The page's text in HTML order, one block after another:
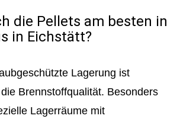
die Pellets am besten in
in Eichstätt?
Lagerung ist
Brennstoffqualität. Besonders
Lagerräume mit